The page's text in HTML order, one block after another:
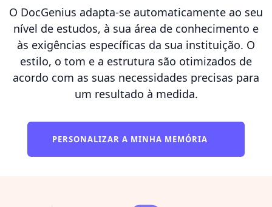
O DocGenius adapta-se automaticamente ao seu
nível de estudos, à sua área de conhecimento e
às exigências específicas da sua instituição. O
estilo, o tom e a estrutura são otimizados de
acordo com as suas necessidades precisas para
um resultado à medida.
PERSONALIZAR A MINHA MEMÓRIA